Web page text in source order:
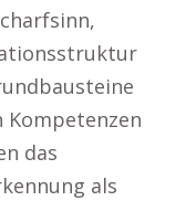
das
als